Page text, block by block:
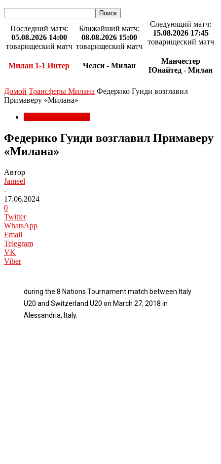
Последний матч:
05.08.2026 14:00
товарищеский матч
Милан 1-1 Интер
Ближайший матч:
08.08.2026 15:00
товарищеский матч
Челси - Милан
Следующий матч:
15.08.2026 17:45
товарищеский матч
Манчестер
Юнайтед - Милан
Домой Трансферы Милана Федерико Гуиди возглавил
Примаверу «Милана»
Федерико Гуиди возглавил Примаверу
«Милана»
Автор
Jameel
-
17.06.2024
0
Twitter
WhatsApp
Email
Telegram
VK
Viber
during the 8 Nations Tournament match between Italy
U20 and Switzerland U20 on March 27, 2018 in
Alessandria, Italy.